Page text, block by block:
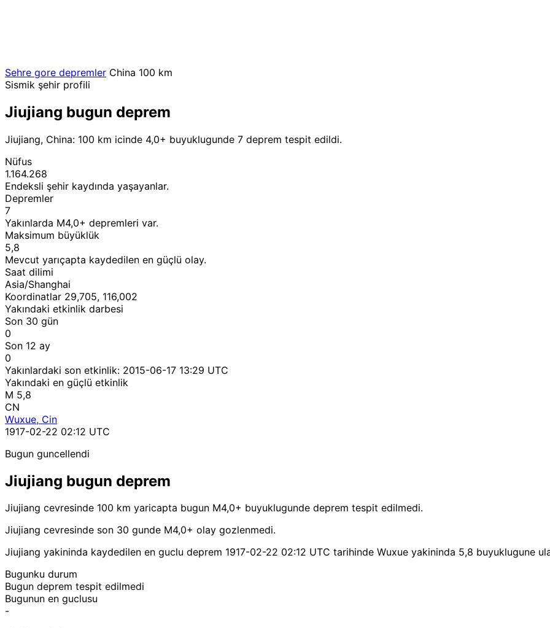
Sehre gore depremler China 100 km
Sismik şehir profili
Jiujiang bugun deprem
Jiujiang, China: 100 km icinde 4,0+ buyuklugunde 7 deprem tespit edildi.
Nüfus
1.164.268
Endeksli şehir kaydında yaşayanlar.
Depremler
7
Yakınlarda M4,0+ depremleri var.
Maksimum büyüklük
5,8
Mevcut yarıçapta kaydedilen en güçlü olay.
Saat dilimi
Asia/Shanghai
Koordinatlar 29,705, 116,002
Yakındaki etkinlik darbesi
Son 30 gün
0
Son 12 ay
0
Yakınlardaki son etkinlik: 2015-06-17 13:29 UTC
Yakındaki en güçlü etkinlik
M 5,8
CN
Wuxue, Cin
1917-02-22 02:12 UTC
Bugun guncellendi
Jiujiang bugun deprem
Jiujiang cevresinde 100 km yaricapta bugun M4,0+ buyuklugunde deprem tespit edilmedi.
Jiujiang cevresinde son 30 gunde M4,0+ olay gozlenmedi.
Jiujiang yakininda kaydedilen en guclu deprem 1917-02-22 02:12 UTC tarihinde Wuxue yakininda 5,8 buyuklugune
Bugunku durum
Bugun deprem tespit edilmedi
Bugunun en guclusu
-